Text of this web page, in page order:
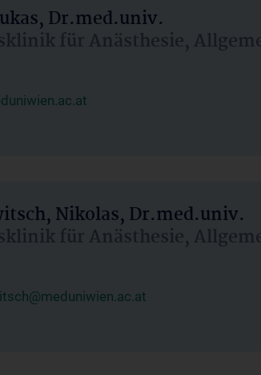
Dr.med.univ.
für Anästhesie,
Nikolas, Dr.med.univ.
für Anästhesie,